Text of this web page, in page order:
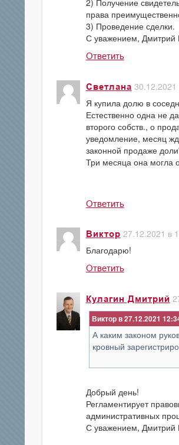
2) Получение
права
3) Проведение сделки.
С уважением, Дмитрий
Ответить
Светлана 30.12.2021
Я купила долю в
Естественно одна не
второго собств., о
уведомление, месяц
законной продаже
Три месяца она могла
Ответить
Виктор 27.12.2021 в
Благодарю!
Ответить
Кулагин Дмитрий
Виктор в 27.12.2021
А каким законом
кровный
Добрый день!
Регламентирует
административных
С уважением, Дмитрий